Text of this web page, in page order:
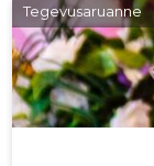
Tegevusaruanne